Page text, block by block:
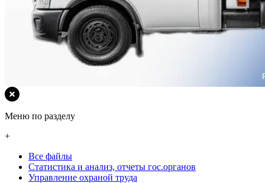
Меню по разделу
+
Все файлы
Статистика и анализ, отчеты гос.органов
Управление охраной труда